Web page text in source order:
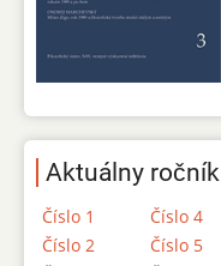
Aktuálny ročník
Číslo 1
Číslo 2
Číslo 4
Číslo 5